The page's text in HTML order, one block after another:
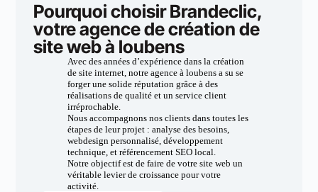
Pourquoi choisir Brandeclic,
votre agence de création de
site web à loubens
Avec des années d’expérience dans la création
de site internet, notre agence à loubens a su se
forger une solide réputation grâce à des
réalisations de qualité et un service client
irréprochable.
Nous accompagnons nos clients dans toutes les
étapes de leur projet : analyse des besoins,
webdesign personnalisé, développement
technique, et référencement SEO local.
Notre objectif est de faire de votre site web un
véritable levier de croissance pour votre
activité.